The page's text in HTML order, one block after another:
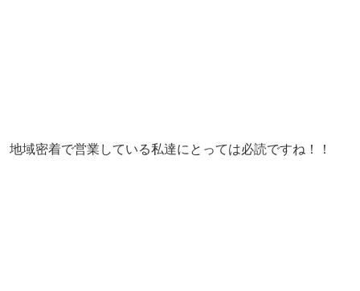
地域密着で営業している私達にとっては必読ですね！！